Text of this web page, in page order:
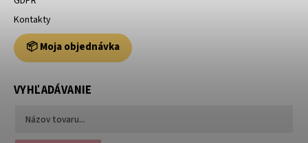
Kontakty
📦 Moja objednávka
VYHĽADÁVANIE